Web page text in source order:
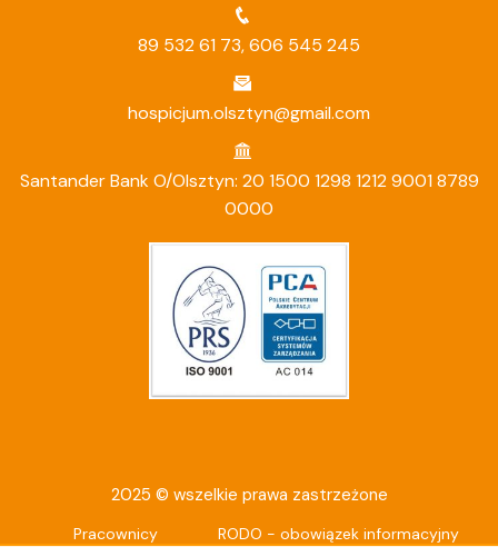
89 532 61 73,606 545 245
hospicjum.olsztyn@gmail.com
Santander Bank O/Olsztyn: 20 1500 1298 1212 9001 8789
0000
2025 © wszelkie prawa zastrzeżone
Pracownicy RODO - obowiązek informacyjny